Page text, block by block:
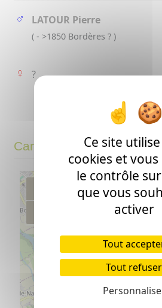
LATOUR Pierre
( - >1850 Bordères ? )
?
voir
Carte
Ce site
cookies et
le contrôle
que vous
activer
Tout
Tout refuser